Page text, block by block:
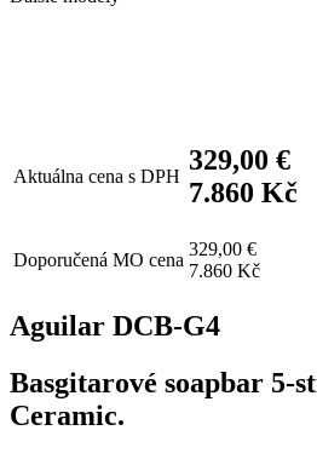
Aktuálna cena s DPH
329,00 €
7.860 Kč
Doporučená MO cena
329,00 €
7.860 Kč
Aguilar DCB-G4
Basgitarové soapbar 5-
Ceramic.